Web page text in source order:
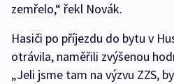
zemřelo,“ řekl Novák.
Hasiči po příjezdu do bytu v
otrávila, naměřili zvýšenou
„Jeli jsme tam na výzvu ZZS,